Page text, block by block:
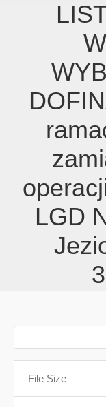
LGD
File Size